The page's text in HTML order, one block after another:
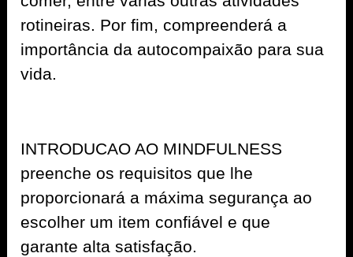
rotineiras. Por fim, compreenderá a
importância da autocompaixão para sua
vida.
INTRODUCAO AO MINDFULNESS
preenche os requisitos que lhe
proporcionará a máxima segurança ao
escolher um item confiável e que
garante alta satisfação.